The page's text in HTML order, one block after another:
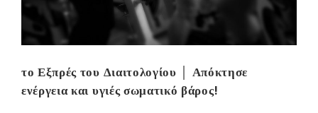
το Εξπρές του Διαιτολογίου │ Απόκτησε
ενέργεια και υγιές σωματικό βάρος!